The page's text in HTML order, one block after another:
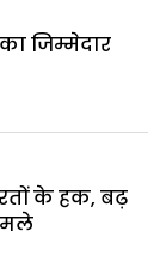
जिम्मेदार
के हक, बढ़